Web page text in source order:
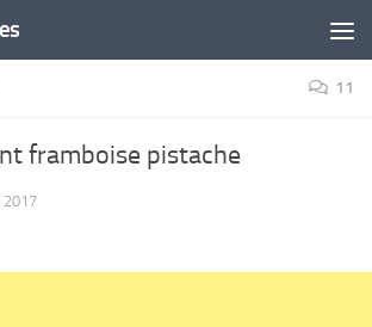
11
framboise pistache
2017